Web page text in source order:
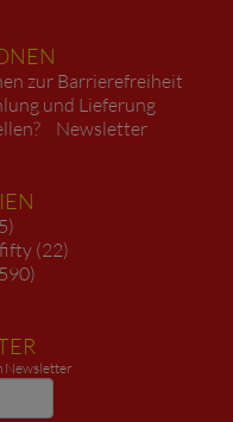
zur Barrierefreiheit
und Lieferung
Newsletter
(22)
Newsletter